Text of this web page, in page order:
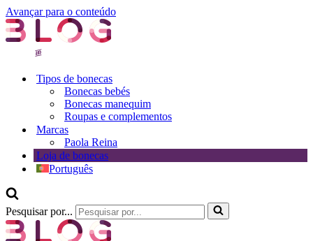
Avançar para o conteúdo
Tipos de bonecas
Bonecas bebés
Bonecas manequim
Roupas e complementos
Marcas
Paola Reina
Loja de bonecas
Português
Pesquisar por...